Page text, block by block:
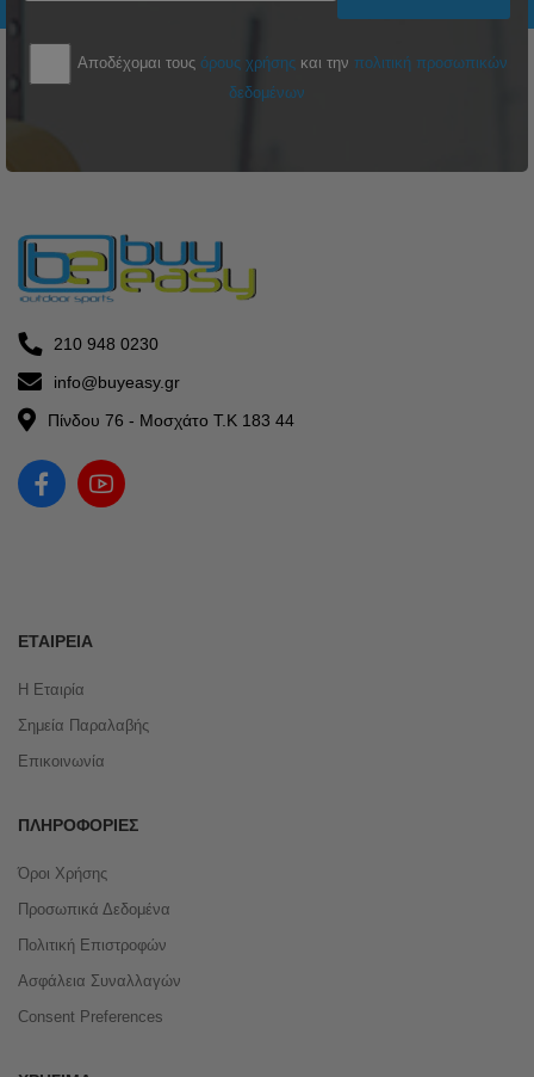
Αποδέχομαι τους όρους χρήσης και την πολιτική προσωπικών
δεδομένων
210 948 0230
info@buyeasy.gr
Πίνδου 76 - Μοσχάτο Τ.Κ 183 44
ΕΤΑΙΡΕΊΑ
Η Εταιρία
Σημεία Παραλαβής
Επικοινωνία
ΠΛΗΡΟΦΟΡΊΕΣ
Όροι Χρήσης
Προσωπικά Δεδομένα
Πολιτική Επιστροφών
Ασφάλεια Συναλλαγών
Consent Preferences